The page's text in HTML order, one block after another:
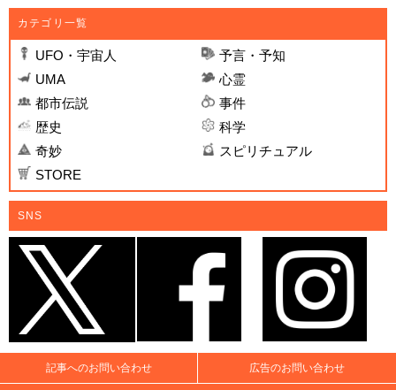
カテゴリ一覧
UFO・宇宙人
予言・予知
UMA
心霊
都市伝説
事件
歴史
科学
奇妙
スピリチュアル
STORE
SNS
記事へのお問い合わせ 広告のお問い合わせ